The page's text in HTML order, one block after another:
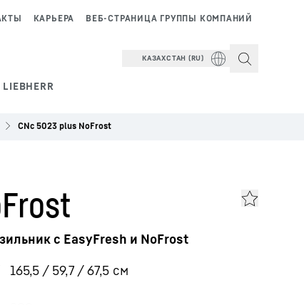
ВЕБ-СТРАНИЦА ГРУППЫ КОМПАНИЙ
КАРЬЕРА
КАЗАХСТАН (RU)
CNc 5023 plus NoFrost
с EasyFresh и NoFrost
165,5 / 59,7 / 67,5 см